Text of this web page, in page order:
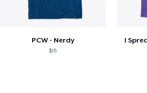
PCW - Nerdy
$18
I